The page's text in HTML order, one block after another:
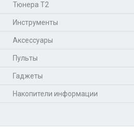
Тюнера T2
Инструменты
Аксессуары
Пульты
Гаджеты
Накопители информации